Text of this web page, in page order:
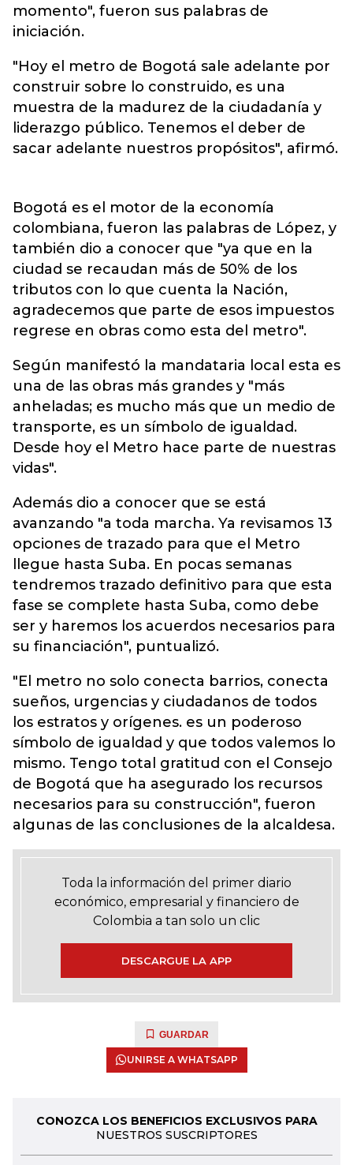
momento", fueron sus palabras de
iniciación.
"Hoy el metro de Bogotá sale adelante por
construir sobre lo construido, es una
muestra de la madurez de la ciudadanía y
liderazgo público. Tenemos el deber de
sacar adelante nuestros propósitos", afirmó.
Bogotá es el motor de la economía
colombiana, fueron las palabras de López, y
también dio a conocer que "ya que en la
ciudad se recaudan más de 50% de los
tributos con lo que cuenta la Nación,
agradecemos que parte de esos impuestos
regrese en obras como esta del metro".
Según manifestó la mandataria local esta es
una de las obras más grandes y "más
anheladas; es mucho más que un medio de
transporte, es un símbolo de igualdad.
Desde hoy el Metro hace parte de nuestras
vidas".
Además dio a conocer que se está
avanzando "a toda marcha. Ya revisamos 13
opciones de trazado para que el Metro
llegue hasta Suba. En pocas semanas
tendremos trazado definitivo para que esta
fase se complete hasta Suba, como debe
ser y haremos los acuerdos necesarios para
su financiación", puntualizó.
"El metro no solo conecta barrios, conecta
sueños, urgencias y ciudadanos de todos
los estratos y orígenes. es un poderoso
símbolo de igualdad y que todos valemos lo
mismo. Tengo total gratitud con el Consejo
de Bogotá que ha asegurado los recursos
necesarios para su construcción", fueron
algunas de las conclusiones de la alcaldesa.
Toda la información del primer diario
económico, empresarial y financiero de
Colombia a tan solo un clic
DESCARGUE LA APP
GUARDAR
UNIRSE A WHATSAPP
CONOZCA LOS BENEFICIOS EXCLUSIVOS PARA
NUESTROS SUSCRIPTORES